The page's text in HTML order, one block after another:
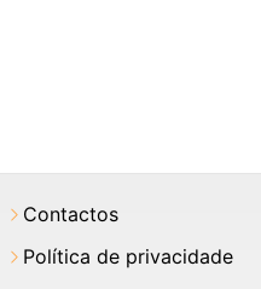
Contactos
Política de privacidade